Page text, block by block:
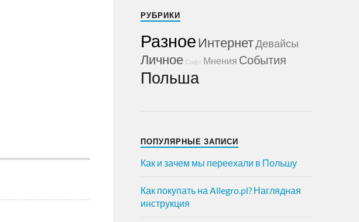
РУБРИКИ
РазноеИнтернетДевайсы
Личное Софт Мнения События
Польша
ПОПУЛЯРНЫЕ ЗАПИСИ
Как и зачем мы переехали в Польшу
Как покупать на Allegro.pl? Наглядная
инструкция